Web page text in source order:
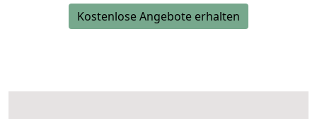
Kostenlose Angebote erhalten